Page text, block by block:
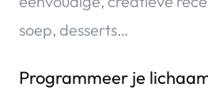
soep, desserts…
Programmeer je